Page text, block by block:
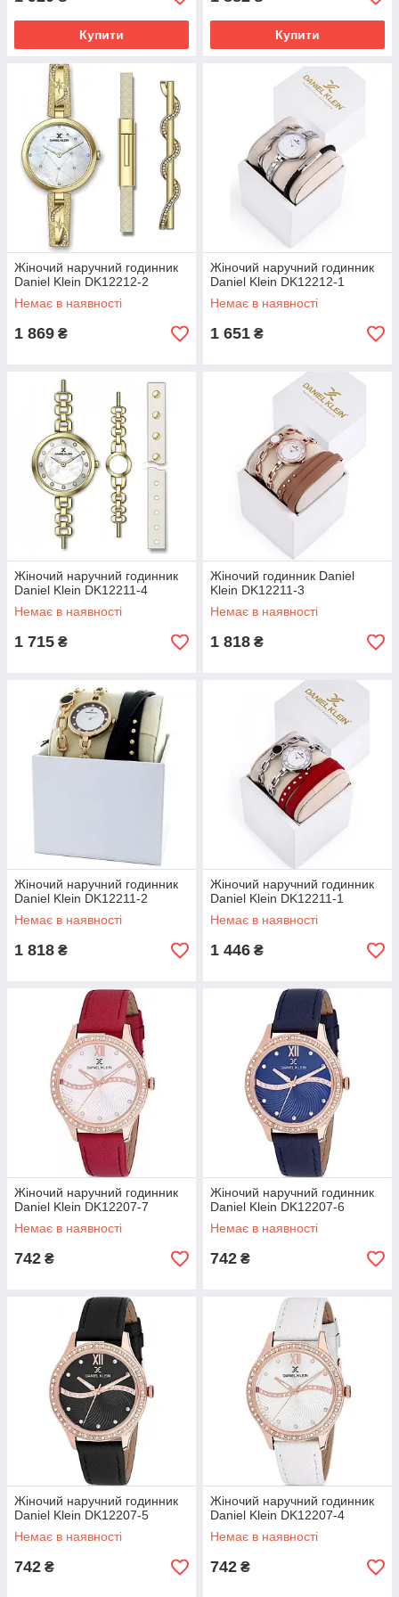
Edelberg
Edox
Ercolano
Eterna
Fontenay
Fortis
Frederique Constant
Gucci
GUY LAROCHE
H
Hush Puppies
J. Springs
Jacques du Manoir
Jaeger-LeCoultre
Jean d Eve
Julie Julsen
Kappa
Korloff
Lee Cooper
Lotus
Lotus Silver
Magellan
Manopoulos
Mark Maddox
Marlen
Medana
Ottaviani
P
Quantum
Richelieu
Roamer
Rodania
RSW
Saint Honore
Sandoz
Seculus
Signum
Swiss Military by R
Temporis
Thomas Sabo
Timberland
Time Forever
Tissot
Tommy Hilfiger
U-BOAT
Venus
Viceroy
Viceroy jewelry
Купити Купити
Жіночий наручний годинник
Daniel Klein DK12212-2
Немає в наявності
1 869 ₴
Жіночий наручний годинник
Daniel Klein DK12212-1
Немає в наявності
1 651 ₴
Жіночий наручний годинник
Daniel Klein DK12211-4
Немає в наявності
1 715 ₴
Жіночий годинник Daniel
Klein DK12211-3
Немає в наявності
1 818 ₴
Жіночий наручний годинник
Daniel Klein DK12211-2
Немає в наявності
1 818 ₴
Жіночий наручний годинник
Daniel Klein DK12211-1
Немає в наявності
1 446 ₴
Жіночий наручний годинник
Daniel Klein DK12207-7
Немає в наявності
742 ₴
Жіночий наручний годинник
Daniel Klein DK12207-6
Немає в наявності
742 ₴
Жіночий наручний годинник
Daniel Klein DK12207-5
Немає в наявності
742 ₴
Жіночий наручний годинник
Daniel Klein DK12207-4
Немає в наявності
742 ₴